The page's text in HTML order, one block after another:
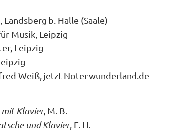
Landsberg b. Halle (Saale)
Musik, Leipzig
Leipzig
Weiß, jetzt Notenwunderland.de
mit Klavier, M. B.
und Klavier, F. H.